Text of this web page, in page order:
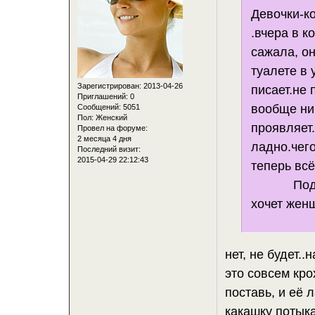
Зарегистрирован: 2013-04-26
Приглашений: 0
Сообщений: 5051
Пол: Женский
Провел на форуме:
2 месяца 4 дня
Последний визит:
2015-04-29 22:12:43
Девочки-
.вчера в
сажала,
туалете в
писает.не
вообще
теперь
хочет
нет, не
это совсем
поставь, и её
какашку